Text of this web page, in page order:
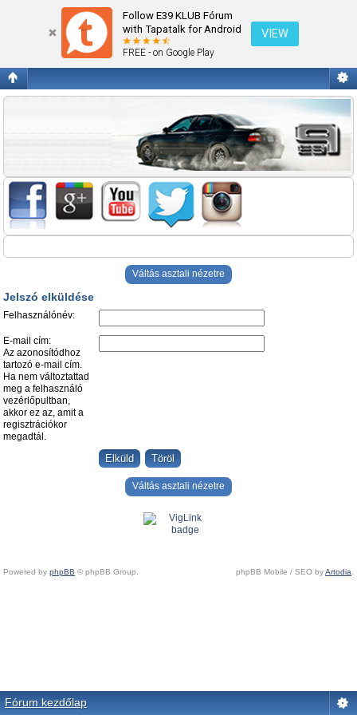
Follow E39 KLUB Fórum
with Tapatalk for Android
FREE - on Google Play
VIEW
Jelszó elküldése
Váltás asztali nézetre
Jelszó elküldése
Felhasználónév:
E-mail cím:
Az azonosítódhoz
tartozó e-mail cím.
Ha nem változtattad
meg a felhasználó
vezérlőpultban,
akkor ez az, amit a
regisztrációkor
megadtál.
Váltás asztali nézetre
Powered by phpBB © phpBB Group. phpBB Mobile / SEO byArtodia.
Fórum kezdőlap